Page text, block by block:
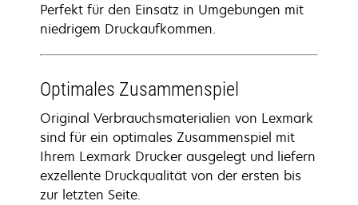
Perfekt für den Einsatz in Umgebungen mit
niedrigem Druckaufkommen.
Optimales Zusammenspiel
Original Verbrauchsmaterialien von Lexmark
sind für ein optimales Zusammenspiel mit
Ihrem Lexmark Drucker ausgelegt und liefern
exzellente Druckqualität von der ersten bis
zur letzten Seite.